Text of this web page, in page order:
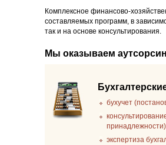
Комплексное финансово-
составляемых программ, в
так и на основе консультирования.
Мы оказываем
бухучет
принадлежности)
экспертиза